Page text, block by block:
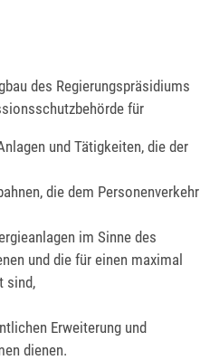
des Regierungspräsidiums
für
und Tätigkeiten, die der
die dem Personenverkehr
im Sinne des
und die für einen maximal
sind,
Erweiterung und
dienen.